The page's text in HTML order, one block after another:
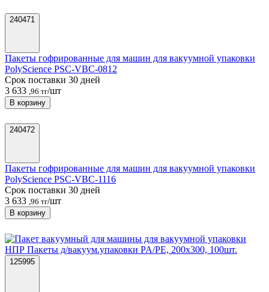
240471
Пакеты гофрированные для машин для вакуумной упаковки
PolyScience PSC-VBC-0812
Срок поставки 30 дней
3 633 ,96 тг/шт
В корзину
240472
Пакеты гофрированные для машин для вакуумной упаковки
PolyScience PSC-VBC-1116
Срок поставки 30 дней
3 633 ,96 тг/шт
В корзину
125995